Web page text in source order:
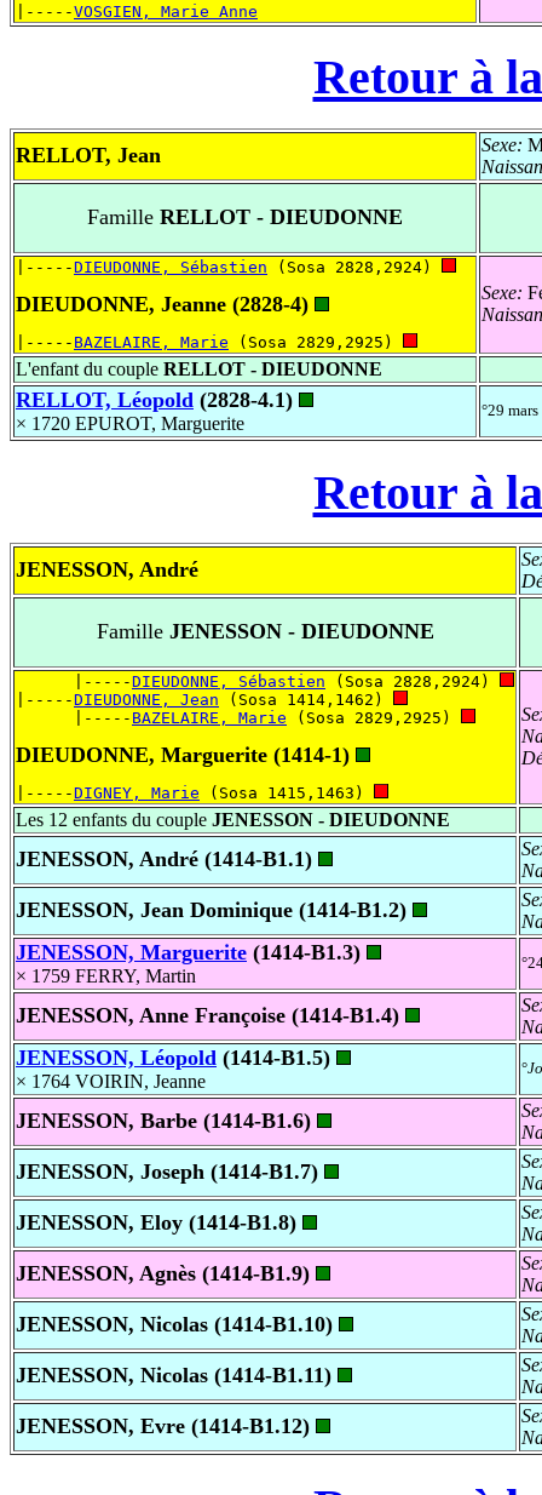
|-----VOSGIEN, Marie Anne
Retour à
RELLOT, Jean Sexe:
Famille RELLOT - DIEUDONNE
|-----DIEUDONNE, Sébastien (Sosa 2828,2924)
DIEUDONNE, Jeanne (2828-4)
|----- BAZELAIRE, Marie (Sosa 2829,2925)
Sexe:
L'enfant du couple RELLOT - DIEUDONNE
RELLOT, Léopold (2828-4.1)
× 1720 EPUROT, Marguerite
°29
Retour à
JENESSON, André
FamilleJENESSON - DIEUDONNE
      |-----
DIEUDONNE, Sébastien (Sosa 2828,2924)
|-----DIEUDONNE, Jean (Sosa 1414,1462)
      |-----
BAZELAIRE, Marie (Sosa 2829,2925)
DIEUDONNE, Marguerite (1414-1)
|-----DIGNEY, Marie (Sosa 1415,1463)
Les 12 enfants du couple JENESSON - DIEUDONNE
JENESSON, André (1414-B1.1)
JENESSON, Jean Dominique (1414-B1.2)
JENESSON, Marguerite (1414-B1.3)
× 1759 FERRY, Martin
JENESSON, Anne Françoise (1414-B1.4)
JENESSON, Léopold (1414-B1.5)
× 1764 VOIRIN, Jeanne
°
JENESSON, Barbe (1414-B1.6)
JENESSON, Joseph (1414-B1.7)
JENESSON, Eloy (1414-B1.8)
JENESSON, Agnès (1414-B1.9)
JENESSON, Nicolas (1414-B1.10)
JENESSON, Nicolas (1414-B1.11)
JENESSON, Evre (1414-B1.12)